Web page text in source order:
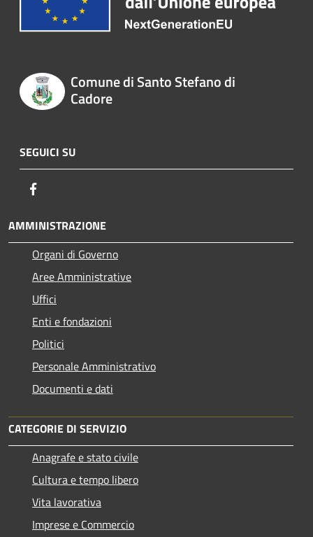
Comune di Santo Stefano di
Cadore
SEGUICI SU
AMMINISTRAZIONE
Organi di Governo
Aree Amministrative
Uffici
Enti e fondazioni
Politici
Personale Amministrativo
Documenti e dati
CATEGORIE DI SERVIZIO
Anagrafe e stato civile
Cultura e tempo libero
Vita lavorativa
Imprese e Commercio